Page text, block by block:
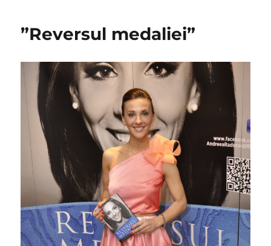
”Reversul medaliei”